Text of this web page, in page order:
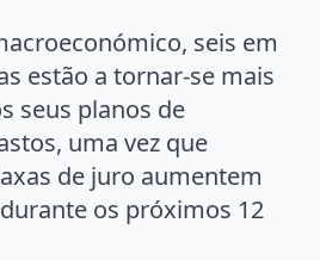
seis em
estão a tornar-se mais
seus planos de
uma vez que
de juro aumentem
os próximos 12